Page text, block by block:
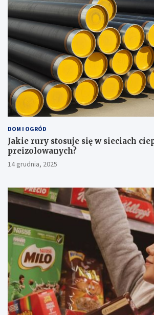
DOM I OGRÓD
Jakie rury stosuje się w sieciach
preizolowanych?
14 grudnia, 2025